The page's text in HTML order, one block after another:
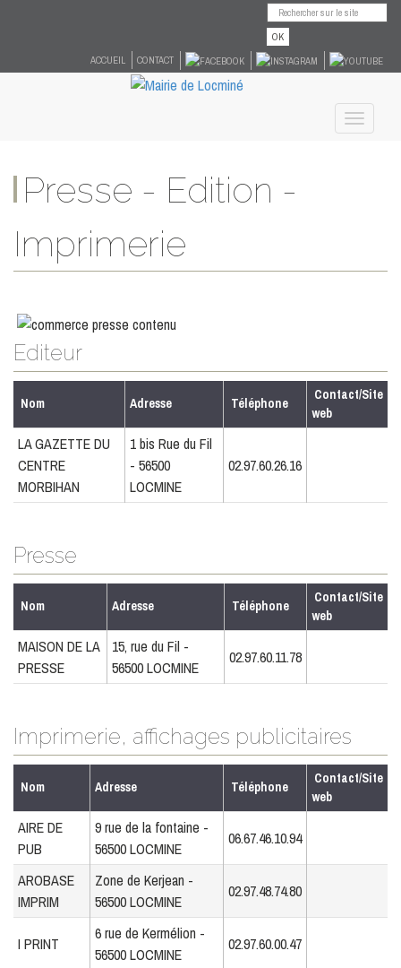
OK
ACCUEIL
CONTACT
Toggle
Presse - Edition -
Imprimerie
Editeur
Nom Adresse Téléphone
Contact/Site
web
LA GAZETTE DU
CENTRE
MORBIHAN
1 bis Rue du Fil
- 56500
LOCMINE
02.97.60.26.16
Presse
Nom Adresse Téléphone
Contact/Site
web
MAISON DE LA
PRESSE
15, rue du Fil -
56500 LOCMINE
02.97.60.11.78
Imprimerie, affichages publicitaires
Nom Adresse Téléphone
Contact/Site
web
AIRE DE
PUB
9 rue de la fontaine -
56500 LOCMINE
06.67.46.10.94
AROBASE
IMPRIM
Zone de Kerjean -
56500 LOCMINE
02.97.48.74.80
I PRINT
6 rue de Kermélion -
56500 LOCMINE
02.97.60.00.47